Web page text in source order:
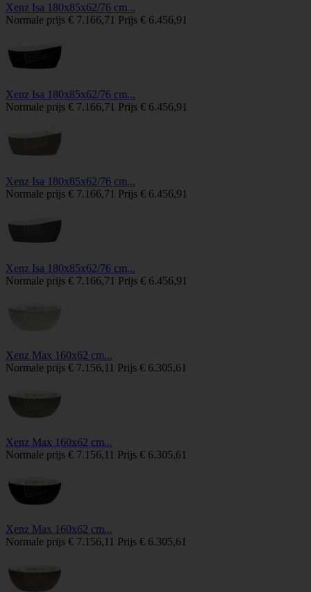
Xenz Isa 180x85x62/76 cm...
Normale prijs € 7.166,71 Prijs € 6.456,91
Xenz Isa 180x85x62/76 cm...
Normale prijs € 7.166,71 Prijs € 6.456,91
Xenz Isa 180x85x62/76 cm...
Normale prijs € 7.166,71 Prijs € 6.456,91
Xenz Isa 180x85x62/76 cm...
Normale prijs € 7.166,71 Prijs € 6.456,91
Xenz Max 160x62 cm...
Normale prijs € 7.156,11 Prijs € 6.305,61
Xenz Max 160x62 cm...
Normale prijs € 7.156,11 Prijs € 6.305,61
Xenz Max 160x62 cm...
Normale prijs € 7.156,11 Prijs € 6.305,61